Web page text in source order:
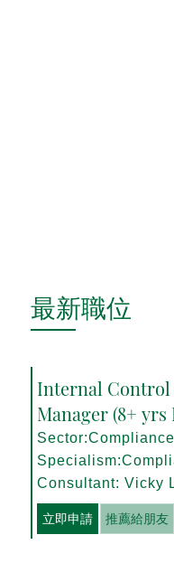
最新職位
Internal Control
Manager (8+ yrs
Sector:Compliance
Consultant: Vicky
立即申請 推薦給朋友